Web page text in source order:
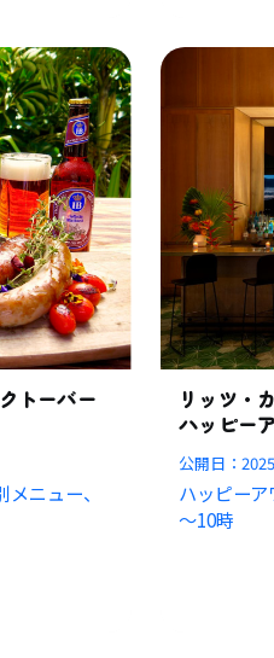
トーバー
ニュー、
リッツ・
ハッピー
公開日：
ハッピー
～10時